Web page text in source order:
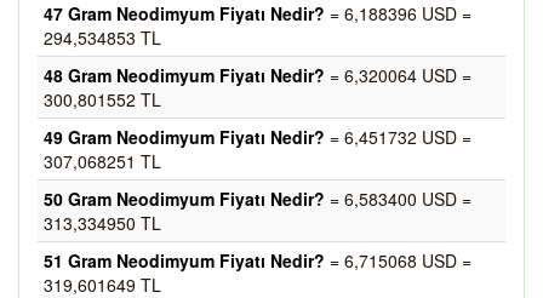
47 Gram Neodimyum Fiyatı Nedir? = 6,188396 USD =
294,534853 TL
48 Gram Neodimyum Fiyatı Nedir? = 6,320064 USD =
300,801552 TL
49 Gram Neodimyum Fiyatı Nedir? = 6,451732 USD =
307,068251 TL
50 Gram Neodimyum Fiyatı Nedir? = 6,583400 USD =
313,334950 TL
51 Gram Neodimyum Fiyatı Nedir? = 6,715068 USD =
319,601649 TL